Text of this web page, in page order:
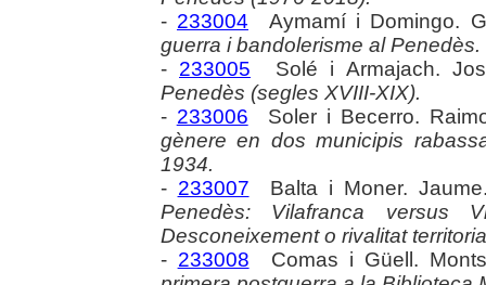
- 233004 Aymamí i Domingo.
guerra i bandolerisme al Penedès.
- 233005 Solé i Armajach.
Penedès (segles XVIII-XIX).
- 233006 Soler i Becerro.
gènere en dos municipis
1934.
- 233007 Balta i Moner.
Penedès: Vilafranca versus
Desconeixement o rivalitat
- 233008 Comas i Güell.